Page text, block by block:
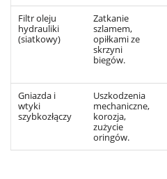
Filtr oleju
hydrauliki
(siatkowy)
Zatkanie
szlamem,
opiłkami ze
skrzyni
biegów.
Gniazda i
wtyki
szybkozłączy
Uszkodzenia
mechaniczne,
korozja,
zużycie
oringów.